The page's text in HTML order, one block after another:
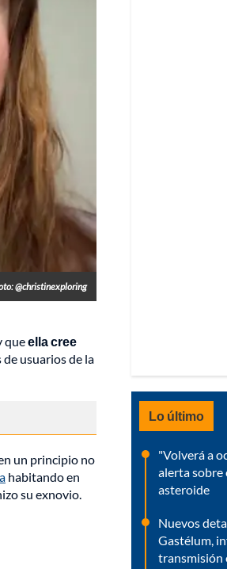
@christinexploring
queella cree
de usuarios de la
un principio no
habitando en
su exnovio.
Lo último
"Volverá a
alerta sobre
asteroide
Nuevos
Gastélum,
transmisión